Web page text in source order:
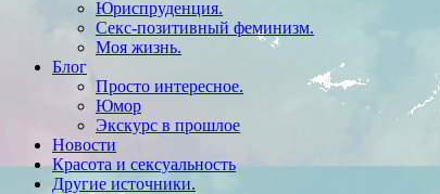
Юриспруденция.
Секс-позитивный феминизм.
Моя жизнь.
Блог
Просто интересное.
Юмор
Экскурс в прошлое
Новости
Красота и сексуальность
Другие источники.